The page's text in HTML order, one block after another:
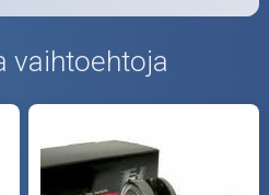
vaihtoehtoja